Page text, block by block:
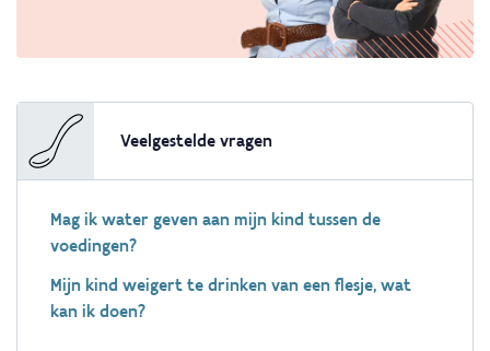
Veelgestelde vragen
Mag ik water geven aan mijn kind tussen de
voedingen?
Mijn kind weigert te drinken van een flesje, wat
kan ik doen?